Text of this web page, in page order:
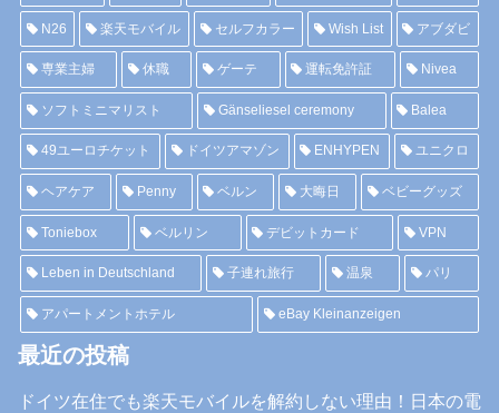
N26 楽天モバイル セルフカラー Wish List アブダビ
専業主婦 休職 ゲーテ 運転免許証 Nivea
ソフトミニマリスト Gänseliesel ceremony Balea
49ユーロチケット ドイツアマゾン ENHYPEN ユニクロ
ヘアケア Penny ベルン 大晦日 ベビーグッズ
Toniebox ベルリン デビットカード VPN
Leben in Deutschland 子連れ旅行 温泉 パリ
アパートメントホテル eBay Kleinanzeigen
最近の投稿
ドイツ在住でも楽天モバイルを解約しない理由！日本の電